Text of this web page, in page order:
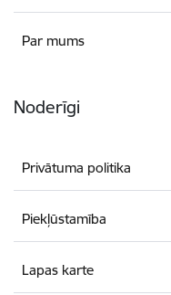
Par mums
Noderīgi
Privātuma politika
Piekļūstamība
Lapas karte